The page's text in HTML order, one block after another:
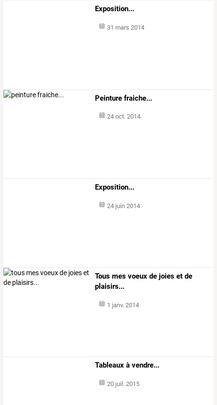
Exposition...
31 mars 2014
Peinture fraiche...
24 oct. 2014
Exposition...
24 juin 2014
Tous mes voeux de joies et de
plaisirs...
1 janv. 2014
Tableaux à vendre...
20 juil. 2015